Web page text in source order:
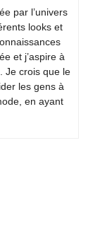
par l’univers
looks et
et j’aspire à
Je crois que le
les gens à
en ayant